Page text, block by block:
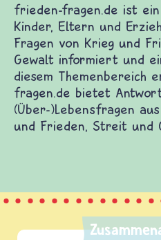
frieden-fragen.de ist
Kinder, Eltern und
Fragen von Krieg und
Gewalt informiert und
diesem Themenbereich
fragen.de bietet
(Über-)Lebensfragen
und Frieden, Streit und